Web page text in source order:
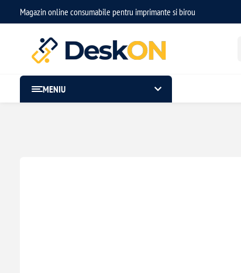
Magazin online consumabile pentru imprimante si birou
MENIU